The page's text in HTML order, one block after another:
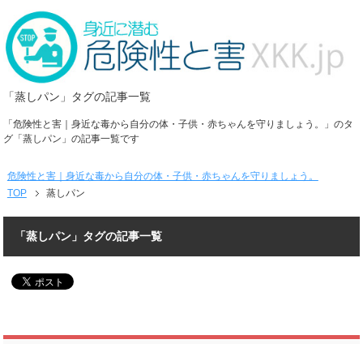
「蒸しパン」タグの記事一覧
「危険性と害｜身近な毒から自分の体・子供・赤ちゃんを守りましょう。」のタ
グ「蒸しパン」の記事一覧です
危険性と害｜身近な毒から自分の体・子供・赤ちゃんを守りましょう。
TOP
蒸しパン
「蒸しパン」タグの記事一覧